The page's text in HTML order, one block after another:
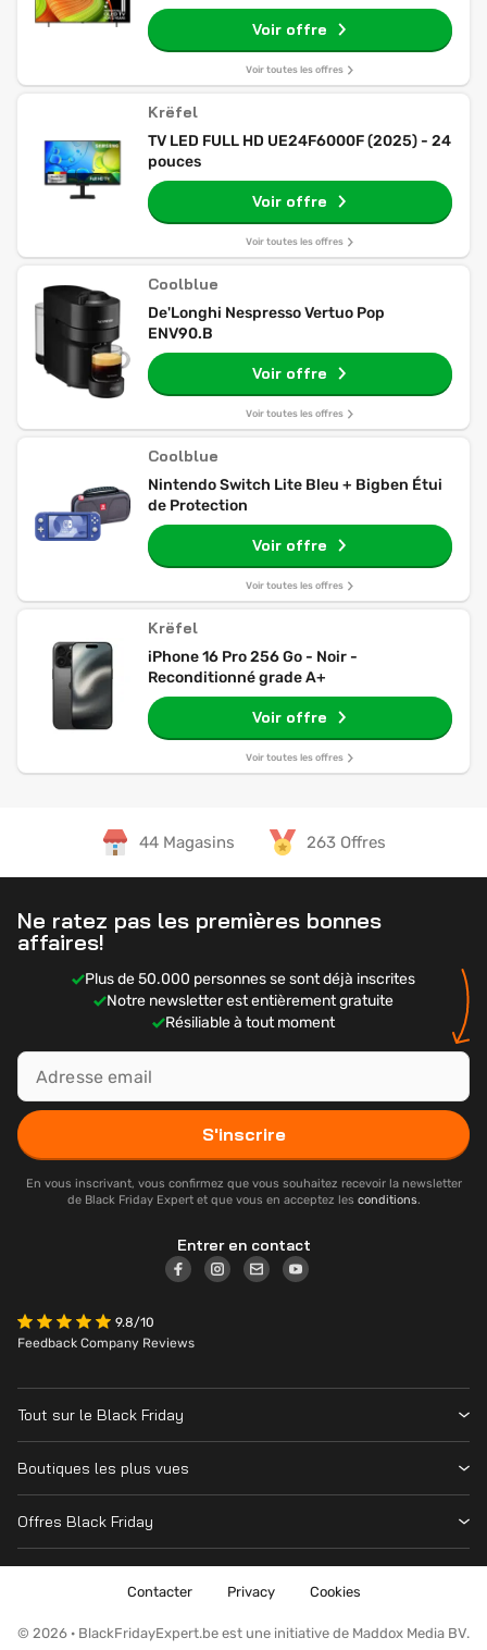
Voir offre
Voir toutes les offres
Krëfel
TV LED FULL HD UE24F6000F (2025) - 24
pouces
Voir offre
Voir toutes les offres
Coolblue
De'Longhi Nespresso Vertuo Pop
ENV90.B
Voir offre
Voir toutes les offres
Coolblue
Nintendo Switch Lite Bleu + Bigben Étui
de Protection
Voir offre
Voir toutes les offres
Krëfel
iPhone 16 Pro 256 Go - Noir -
Reconditionné grade A+
Voir offre
Voir toutes les offres
44 Magasins 263 Offres
Ne ratez pas les premières bonnes
affaires!
Plus de 50.000 personnes se sont déjà inscrites
Notre newsletter est entièrement gratuite
Résiliable à tout moment
S'inscrire
En vous inscrivant, vous confirmez que vous souhaitez recevoir la newsletter
de Black Friday Expert et que vous en acceptez les conditions.
Entrer en contact
9.8/10
Feedback Company Reviews
Tout sur le Black Friday
Magasins
Cyber Monday
Boutiques les plus vues
MediaMarkt
Fnac
Offres Black Friday
© 2026 · BlackFridayExpert.be est une initiative de Maddox Media BV.
Contacter Privacy Cookies